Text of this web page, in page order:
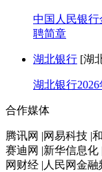
中国人民银行
聘简章
湖北银行 [湖
湖北银行
合作媒体
腾讯网 |网易科技 |
赛迪网 |新华信息
网财经 |人民网金